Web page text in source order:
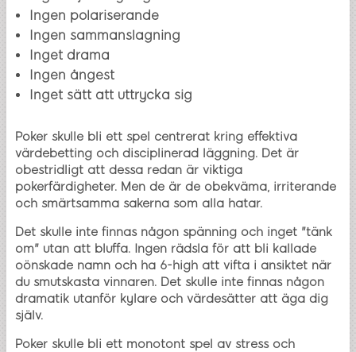
Ingen polariserande
Ingen sammanslagning
Inget drama
Ingen ångest
Inget sätt att uttrycka sig
Poker skulle bli ett spel centrerat kring effektiva
värdebetting och disciplinerad läggning. Det är
obestridligt att dessa redan är viktiga
pokerfärdigheter. Men de är de obekväma, irriterande
och smärtsamma sakerna som alla hatar.
Det skulle inte finnas någon spänning och inget "tänk
om" utan att bluffa. Ingen rädsla för att bli kallade
oönskade namn och ha 6-high att vifta i ansiktet när
du smutskasta vinnaren. Det skulle inte finnas någon
dramatik utanför kylare och värdesätter att äga dig
själv.
Poker skulle bli ett monotont spel av stress och